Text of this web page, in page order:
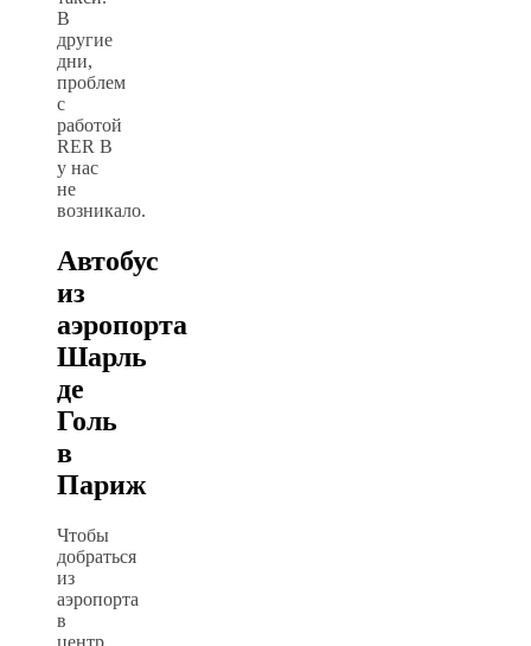
В
другие
дни,
проблем
с
работой
RER B
у нас
не
возникало.
Автобус
из
аэропорта
Шарль
де
Голь
в
Париж
Чтобы
добраться
из
аэропорта
в
центр